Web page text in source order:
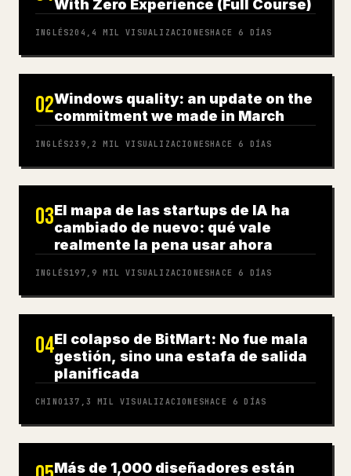
With Zero Experience (Full Course)
INGLÉS204,4 MIL VISUALIZACIONESHACE 6 DÍAS
02Windows quality: an update on the
commitment we made in March
INGLÉS239,2 MIL VISUALIZACIONESHACE 6 DÍAS
03El mapa de las startups de IA ha
cambiado de nuevo: qué vale
realmente la pena usar ahora
INGLÉS197,9 MIL VISUALIZACIONESHACE 6 DÍAS
04El colapso de BitMart: No fue mala
gestión, sino una estafa de salida
planificada
CHINO 137,3 MIL VISUALIZACIONESHACE 6 DÍAS
Más de 1,000 diseñadores están